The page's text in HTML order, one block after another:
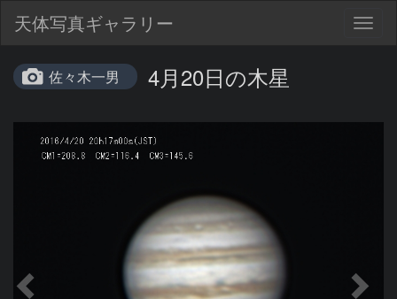
天体写真ギャラリー
佐々木一男 4月20日の木星